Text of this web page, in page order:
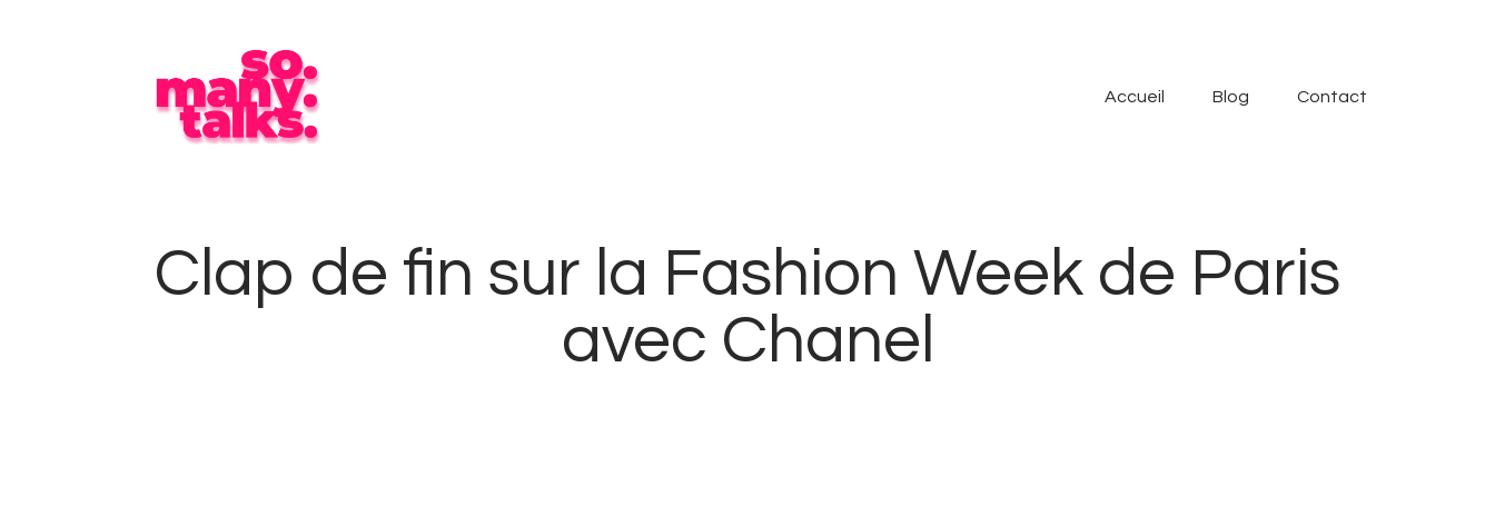
Accueil Blog Contact
Clap de fin sur la Fashion Week de Paris
avec Chanel